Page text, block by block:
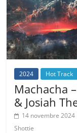
2024 Hot Track
Machacha
& Josiah
14 novembre 2024
Shottie